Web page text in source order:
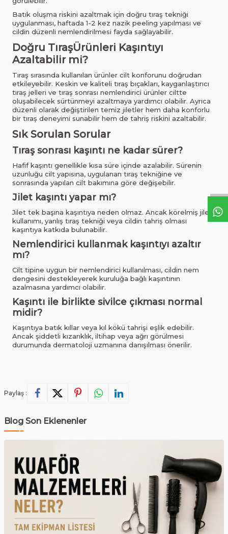
Batık oluşma riskini azaltmak için doğru tıraş tekniği
uygulanması, haftada 1-2 kez nazik peeling yapılması ve
cildin düzenli nemlendirilmesi fayda sağlayabilir.
Doğru TıraşÜrünleri Kaşıntıyı
Azaltabilir mi?
Tıraş sırasında kullanılan ürünler cilt konforunu doğrudan
etkileyebilir. Keskin ve kaliteli tıraş bıçakları, kayganlaştırıcı
tıraş jelleri ve tıraş sonrası nemlendirici ürünler ciltte
oluşabilecek sürtünmeyi azaltmaya yardımcı olabilir. Ayrıca
düzenli olarak değiştirilen temiz jiletler hem daha konforlu
bir tıraş deneyimi sunabilir hem de tahriş riskini azaltabilir.
Sık Sorulan Sorular
Tıraş sonrası kaşıntı ne kadar sürer?
Hafif kaşıntı genellikle kısa süre içinde azalabilir. Sürenin
uzunluğu cilt yapısına, uygulanan tıraş tekniğine ve
sonrasında yapılan cilt bakımına göre değişebilir.
Jilet kaşıntı yapar mı?
Jilet tek başına kaşıntıya neden olmaz. Ancak körelmiş jilet
kullanımı, yanlış tıraş tekniği veya cildin tahriş olması
kaşıntıya katkıda bulunabilir.
Nemlendirici kullanmak kaşıntıyı azaltır
mı?
Cilt tipine uygun bir nemlendirici kullanılması, cildin nem
dengesini destekleyerek kuruluğa bağlı kaşıntının
azalmasına yardımcı olabilir.
Kaşıntı ile birlikte sivilce çıkması normal
midir?
Kaşıntıya batık kıllar veya kıl kökü tahrişi eşlik edebilir.
Ancak şiddetli kızarıklık, iltihap veya ağrı görülmesi
durumunda dermatoloji uzmanına danışılması önerilir.
Paylaş :
Blog Son Eklenenler